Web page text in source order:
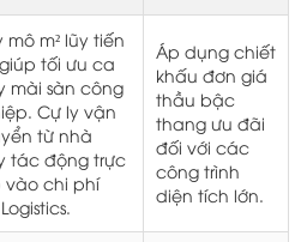
mô m² lũy tiến
tối ưu ca
mài sàn công
Cự ly vận
từ nhà
tác động trực
vào chi phí
Áp dụng chiết
khấu đơn giá
thầu bậc
thang ưu đãi
đối với các
công trình
diện tích lớn.